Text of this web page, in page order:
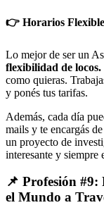
👉 Horarios
Lo mejor de ser un
flexibilidad de locos.
como quieras.
y ponés tus tarifas.
Además, cada día
mails y te encargás
un proyecto de
interesante y siempre
📌 Profesión
el Mundo a